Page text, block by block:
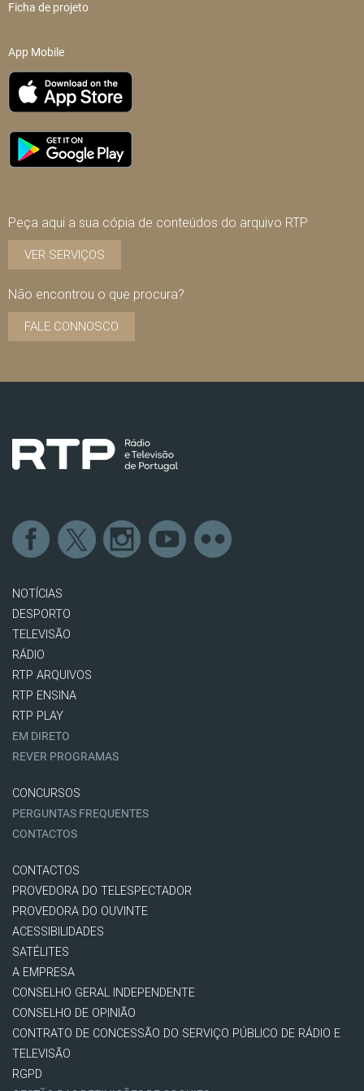
Ficha de projeto
App Mobile
Peça aqui a sua cópia de conteúdos do arquivo RTP
VER SERVIÇOS
Não encontrou o que procura?
FALE CONNOSCO
NOTÍCIAS
DESPORTO
TELEVISÃO
RÁDIO
RTP ARQUIVOS
RTP ENSINA
RTP PLAY
EM DIRETO
REVER PROGRAMAS
CONCURSOS
PERGUNTAS FREQUENTES
CONTACTOS
CONTACTOS
PROVEDORA DO TELESPECTADOR
PROVEDORA DO OUVINTE
ACESSIBILIDADES
SATÉLITES
A EMPRESA
CONSELHO GERAL INDEPENDENTE
CONSELHO DE OPINIÃO
CONTRATO DE CONCESSÃO DO SERVIÇO PÚBLICO DE RÁDIO E
TELEVISÃO
RGPD